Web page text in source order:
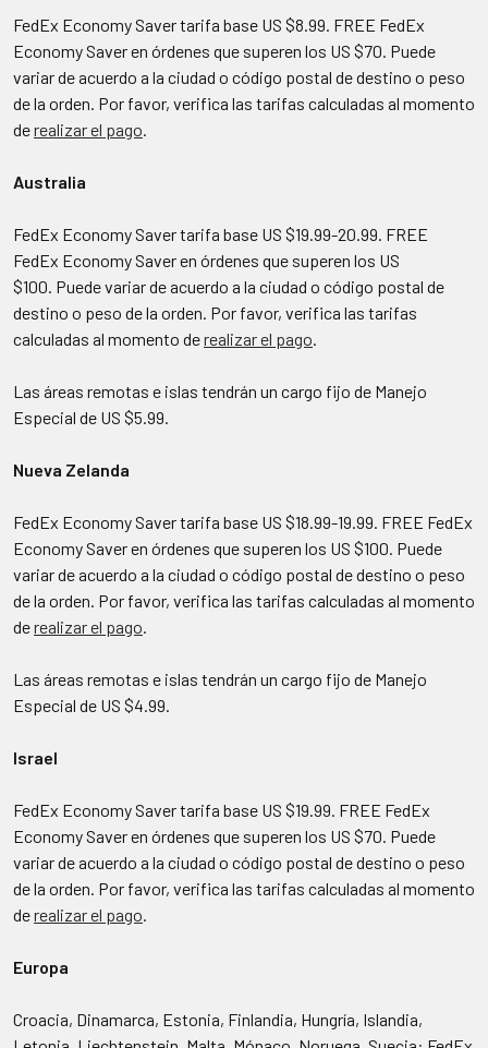
FedEx Economy Saver tarifa base US $8.99. FREE FedEx
Economy Saver en órdenes que superen los US $70. Puede
variar de acuerdo a la ciudad o código postal de destino o peso
de la orden. Por favor, verifica las tarifas calculadas al momento
derealizar el pago.
Australia
FedEx Economy Saver tarifa base US $19.99-20.99. FREE
FedEx Economy Saver en órdenes que superen los US
$100. Puede variar de acuerdo a la ciudad o código postal de
destino o peso de la orden. Por favor, verifica las tarifas
calculadas al momento derealizar el pago.
Las áreas remotas e islas tendrán un cargo fijo de Manejo
Especial de US $5.99.
Nueva Zelanda
FedEx Economy Saver tarifa base US $18.99-19.99. FREE FedEx
Economy Saver en órdenes que superen los US $100. Puede
variar de acuerdo a la ciudad o código postal de destino o peso
de la orden. Por favor, verifica las tarifas calculadas al momento
derealizar el pago.
Las áreas remotas e islas tendrán un cargo fijo de Manejo
Especial de US $4.99.
Israel
FedEx Economy Saver tarifa base US $19.99. FREE FedEx
Economy Saver en órdenes que superen los US $70. Puede
variar de acuerdo a la ciudad o código postal de destino o peso
de la orden. Por favor, verifica las tarifas calculadas al momento
derealizar el pago.
Europa
Croacia, Dinamarca, Estonia, Finlandia, Hungría, Islandia,